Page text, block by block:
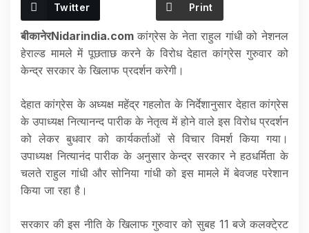
Twitter Print
बीकानेरNidarindia.com कांग्रेस के नेता राहुल गांधी को नेशनल
हेराल्ड मामले में पूछताछ करने के विरोध देहात कांग्रेस गुरुवार को
केन्द्र सरकार के खिलाफ प्रदर्शन करेगी।
देहात कांग्रेस के अध्यक्ष महेंद्र गहलोत के निर्देशानुसार देहात कांग्रेस
के उपाध्यक्ष नित्यानन्द पारीक के नेतृत्व में होने वाले इस विरोध प्रदर्शन
को लेकर बुधवार को कार्यकर्ताओं से विचार विमर्श किया गया।
उपाध्यक्ष नित्यानंद पारीक के अनुसार केन्द्र सरकार ने हठधर्मिता के
चलते राहुल गांधी और सोनिया गांधी को इस मामले में बेवजह परेशान
किया जा रहा है।
सरकार की इस नीति के खिलाफ गुरुवार को सुबह 11 बजे कलक्टे्रट